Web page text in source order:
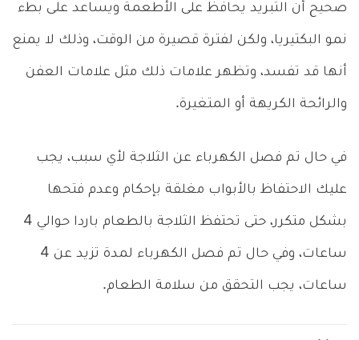
صحيح أن التبريد يحافظ على الأطعمة ويساعد على بطء
نمو البكتيريا، ولكن لفترة قصيرة من الوقت، وذلك لا يمنع
أنها قد تفسد، وتظهر علامات ذلك مثل علامات العفن
والرائحة الكريهة أو المتغيرة.
في حال تم فصل الكهرباء عن الثلاجة لأي سبب، يجب
عليك الاحتفاظ بالأبواب مغلقة بإحكام وعدم فتحها
بشكل متكرر، حتى تحتفظ الثلاجة بالطعام باردا حوالي 4
ساعات، وفي حال تم فصل الكهرباء لمدة تزيد عن 4
ساعات، يجب التحقق من سلامة الطعام.